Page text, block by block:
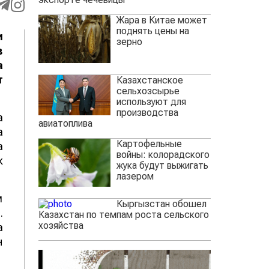
Жара в Китае может
поднять цены на
зерно
Казахстанское
сельхозсырье
используют для
производства
авиатоплива
Картофельные
войны: колорадского
жука будут выжигать
лазером
Кыргызстан обошел
Казахстан по темпам роста сельского
хозяйства